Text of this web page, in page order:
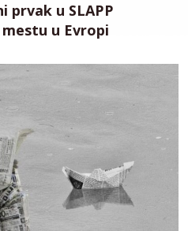
prvak u SLAPP
u Evropi